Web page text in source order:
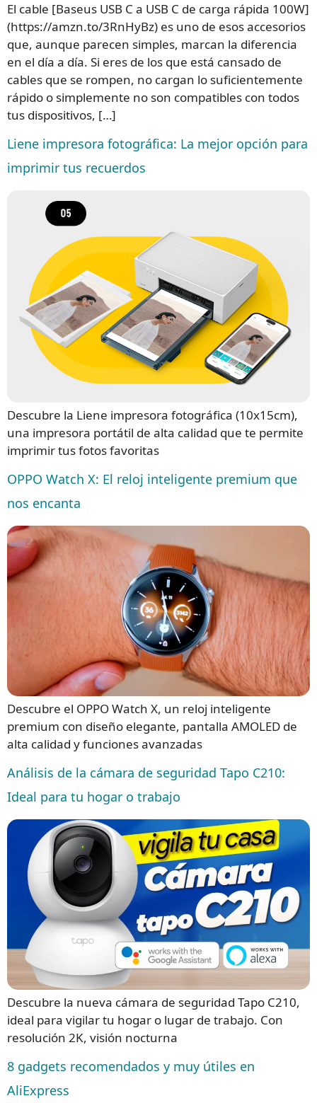
El cable [Baseus USB C a USB C de carga rápida 100W]
(https://amzn.to/3RnHyBz) es uno de esos accesorios
que, aunque parecen simples, marcan la diferencia
en el día a día. Si eres de los que está cansado de
cables que se rompen, no cargan lo suficientemente
rápido o simplemente no son compatibles con todos
tus dispositivos, […]
Liene impresora fotográfica: La mejor opción para
imprimir tus recuerdos
Descubre la Liene impresora fotográfica (10x15cm),
una impresora portátil de alta calidad que te permite
imprimir tus fotos favoritas
OPPO Watch X: El reloj inteligente premium que
nos encanta
Descubre el OPPO Watch X, un reloj inteligente
premium con diseño elegante, pantalla AMOLED de
alta calidad y funciones avanzadas
Análisis de la cámara de seguridad Tapo C210:
Ideal para tu hogar o trabajo
Descubre la nueva cámara de seguridad Tapo C210,
ideal para vigilar tu hogar o lugar de trabajo. Con
resolución 2K, visión nocturna
8 gadgets recomendados y muy útiles en
AliExpress